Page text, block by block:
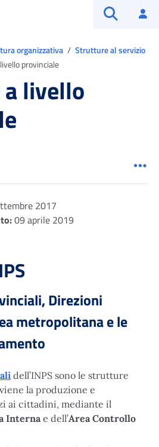
organizzativa
Strutture al servizio
provinciale
livello
2017
09 aprile 2019
Direzioni
metropolitana e le
dell’INPS sono le strutture
la produzione e
ai cittadini, mediante il
Interna e dell’Area Controllo